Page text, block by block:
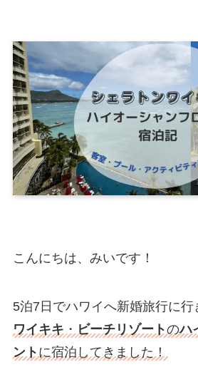
こんにちは、みいです！
5泊7日でハワイへ新婚旅行に行
ワイキキ ・ ビーチリゾートのハ
ント に宿泊してきました！